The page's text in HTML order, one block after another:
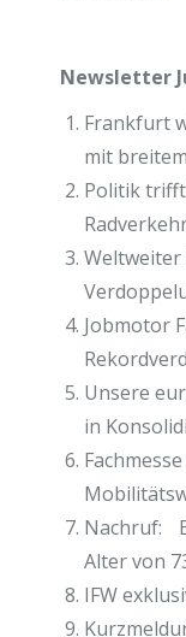
Newsletter
Frankfurt
mit
Politik
Jobmotor
Unsere
in
Nachruf:
Alter von
IFW